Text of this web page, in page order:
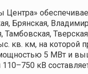
Брянская,
кв. км, на которой
5 МВт и
кВ